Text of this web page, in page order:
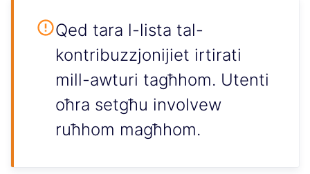
Qed tara l-lista tal-
kontribuzzjonijiet irtirati
mill-awturi tagħhom. Utenti
oħra setgħu involvew
ruħhom magħhom.